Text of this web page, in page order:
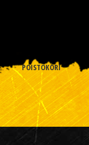
POISTOKORI